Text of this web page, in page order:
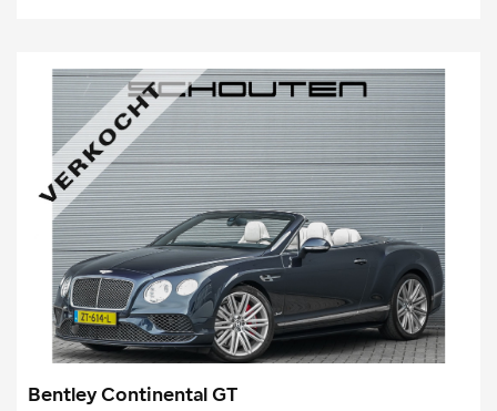
Bentley Continental GT